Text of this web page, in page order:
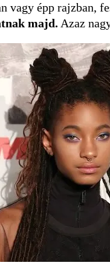
vagy épp rajzban,
majd. Azaz